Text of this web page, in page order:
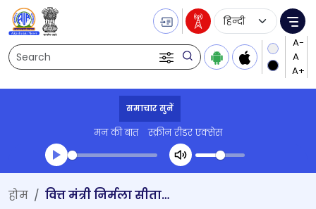
Search
Language
समाचार सुनें
मन की बात स्क्रीन रीडर एक्सेस
Transcript summary
प्ले ऑडियो
होम वित्त मंत्री निर्मला सीतारामन ने लंदन में भारत-ब्रिटेन निवेशक गोलमेज चर्चा को संबोधित किया